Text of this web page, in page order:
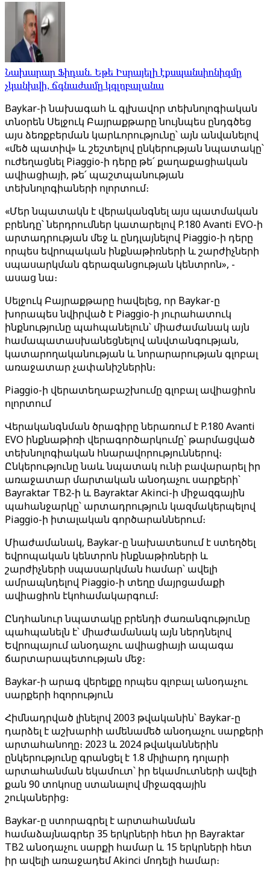
Նախարար Ֆիդան. Եթե Իսրայելի էքսպանսիոնիզմը
չկանխվի, ճգնաժամը կգլոբալանա
Baykar-ի նախագահ և գլխավոր տեխնոլոգիական
տնօրեն Սելջուկ Բայրաքթարը նույնպես ընդգծեց
այս ձեռքբերման կարևորությունը՝ այն անվանելով
«մեծ պատիվ» և շեշտելով ընկերության նպատակը՝
ուժեղացնել Piaggio-ի դերը թե՛ քաղաքացիական
ավիացիայի, թե՛ պաշտպանության
տեխնոլոգիաների ոլորտում։
«Մեր նպատակն է վերականգնել այս պատմական
բրենդը՝ ներդրումներ կատարելով P.180 Avanti EVO-ի
արտադրության մեջ և ընդլայնելով Piaggio-ի դերը
որպես եվրոպական ինքնաթիռների և շարժիչների
սպասարկման գերազանցության կենտրոն», -
ասաց նա։
Սելջուկ Բայրաքթարը հավելեց, որ Baykar-ը
խորապես նվիրված է Piaggio-ի յուրահատուկ
ինքնությունը պահպանելուն՝ միաժամանակ այն
համապատասխանեցնելով անվտանգության,
կատարողականության և նորարարության գլոբալ
առաջատար չափանիշներին։
Piaggio-ի վերատեղաբաշխումը գլոբալ ավիացիոն
ոլորտում
Վերականգնման ծրագիրը ներառում է P.180 Avanti
EVO ինքնաթիռի վերագործարկումը՝ թարմացված
տեխնոլոգիական հնարավորություններով։
Ընկերությունը նաև նպատակ ունի բավարարել իր
առաջատար մարտական անօդաչու սարքերի՝
Bayraktar TB2-ի և Bayraktar Akinci-ի միջազգային
պահանջարկը՝ արտադրություն կազմակերպելով
Piaggio-ի իտալական գործարաններում։
Միաժամանակ, Baykar-ը նախատեսում է ստեղծել
եվրոպական կենտրոն ինքնաթիռների և
շարժիչների սպասարկման համար՝ ավելի
ամրապնդելով Piaggio-ի տեղը մայրցամաքի
ավիացիոն էկոհամակարգում։
Ընդհանուր նպատակը բրենդի ժառանգությունը
պահպանելն է՝ միաժամանակ այն ներդնելով
Եվրոպայում անօդաչու ավիացիայի ապագա
ճարտարապետության մեջ։
Baykar-ի արագ վերելքը որպես գլոբալ անօդաչու
սարքերի հզորություն
Հիմնադրված լինելով 2003 թվականին՝ Baykar-ը
դարձել է աշխարհի ամենամեծ անօդաչու սարքերի
արտահանողը։ 2023 և 2024 թվականներին
ընկերությունը գրանցել է 1.8 միլիարդ դոլարի
արտահանման եկամուտ՝ իր եկամուտների ավելի
քան 90 տոկոսը ստանալով միջազգային
շուկաներից։
Baykar-ը ստորագրել է արտահանման
համաձայնագրեր 35 երկրների հետ իր Bayraktar
TB2 անօդաչու սարքի համար և 15 երկրների հետ
իր ավելի առաջադեմ Akinci մոդելի համար։